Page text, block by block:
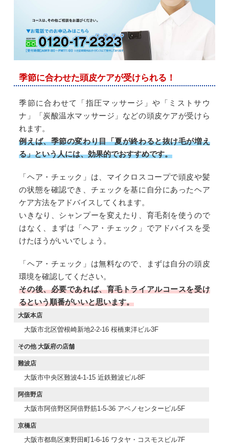
季節に合わせた頭皮ケアが受けられる！
季節に合わせて「指圧マッサージ」や「ミストサウ
ナ」「炭酸温水マッサージ」などの頭皮ケアが受けら
れます。
例えば、季節の変わり目「夏が終わると抜け毛が増え
る」という人には、効果的でおすすめです。
「ヘア・チェック」は、マイクロスコープで頭皮や髪
の状態を確認でき、チェックを基に自分にあったヘア
ケア方法をアドバイスしてくれます。
いきなり、シャンプーを変えたり、育毛剤を使うので
はなく、まずは「ヘア・チェック」でアドバイスを受
けたほうがいいでしょう。
「ヘア・チェック」は無料なので、まずは自分の頭皮
環境を確認してください。
その後、必要であれば、育毛トライアルコースを受け
るという順番がいいと思います。
大阪本店
大阪市北区曽根崎新地2-2-16 桜橋東洋ビル3F
その他 大阪府の店舗
難波店
大阪市中央区難波4-1-15 近鉄難波ビル8F
阿倍野店
大阪市阿倍野区阿倍野筋1-5-36 アベノセンタービル5F
京橋店
大阪市都島区東野田町1-6-16 ワタヤ・コスモスビル7F